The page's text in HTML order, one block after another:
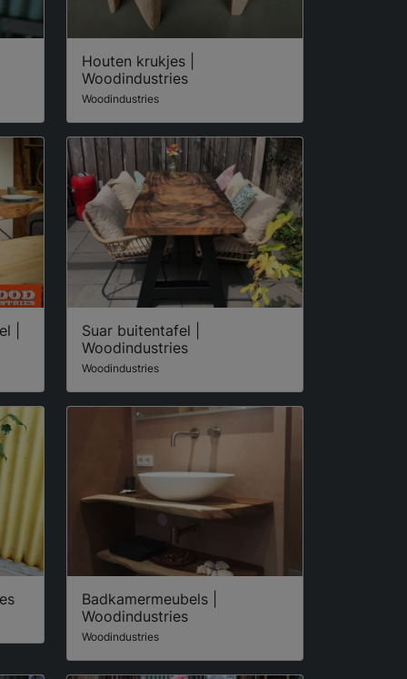
Houten krukjes |
Woodindustries
Woodindustries
|
Suar buitentafel |
Woodindustries
Woodindustries
Badkamermeubels |
Woodindustries
Woodindustries